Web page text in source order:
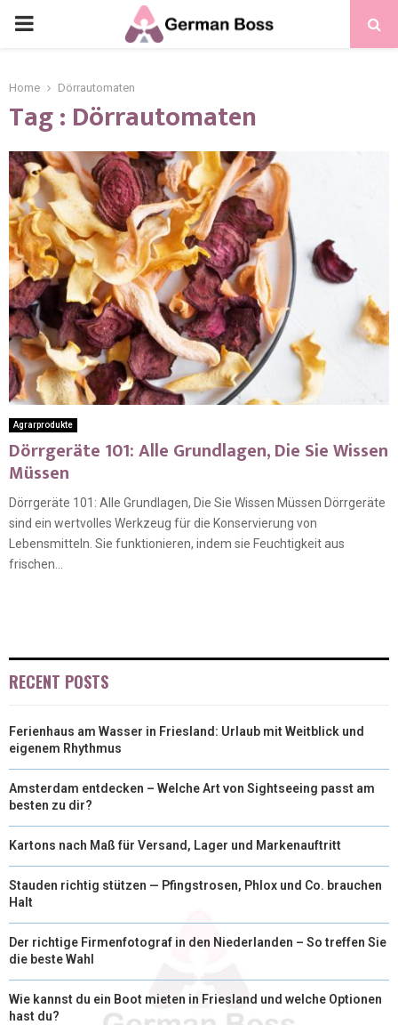
Home Dörrautomaten
Tag : Dörrautomaten
Agrarprodukte
Dörrgeräte 101: Alle Grundlagen, Die Sie Wissen
Müssen
Dörrgeräte 101: Alle Grundlagen, Die Sie Wissen Müssen Dörrgeräte
sind ein wertvolles Werkzeug für die Konservierung von
Lebensmitteln. Sie funktionieren, indem sie Feuchtigkeit aus
frischen...
RECENT POSTS
Ferienhaus am Wasser in Friesland: Urlaub mit Weitblick und
eigenem Rhythmus
Amsterdam entdecken – Welche Art von Sightseeing passt am
besten zu dir?
Kartons nach Maß für Versand, Lager und Markenauftritt
Stauden richtig stützen — Pfingstrosen, Phlox und Co. brauchen
Halt
Der richtige Firmenfotograf in den Niederlanden – So treffen Sie
die beste Wahl
Wie kannst du ein Boot mieten in Friesland und welche Optionen
hast du?